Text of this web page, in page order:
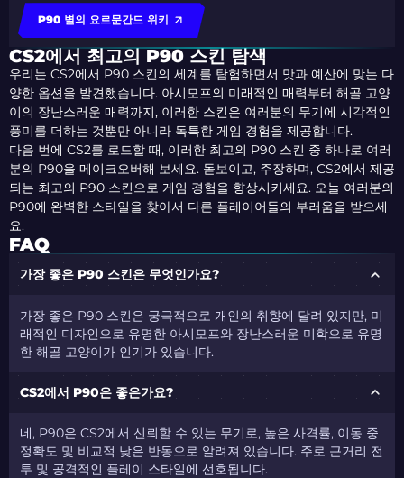
P90 별의 요르문간드 위키
CS2에서 최고의 P90 스킨 탐색
우리는 CS2에서 P90 스킨의 세계를 탐험하면서 맛과 예산에 맞는 다
양한 옵션을 발견했습니다. 아시모프의 미래적인 매력부터 해골 고양
이의 장난스러운 매력까지, 이러한 스킨은 여러분의 무기에 시각적인
풍미를 더하는 것뿐만 아니라 독특한 게임 경험을 제공합니다.
다음 번에 CS2를 로드할 때, 이러한 최고의 P90 스킨 중 하나로 여러
분의 P90을 메이크오버해 보세요. 돋보이고, 주장하며, CS2에서 제공
되는 최고의 P90 스킨으로 게임 경험을 향상시키세요. 오늘 여러분의
P90에 완벽한 스타일을 찾아서 다른 플레이어들의 부러움을 받으세
요.
FAQ
가장 좋은 P90 스킨은 무엇인가요?
가장 좋은 P90 스킨은 궁극적으로 개인의 취향에 달려 있지만, 미
래적인 디자인으로 유명한 아시모프와 장난스러운 미학으로 유명
한 해골 고양이가 인기가 있습니다.
CS2에서 P90은 좋은가요?
네, P90은 CS2에서 신뢰할 수 있는 무기로, 높은 사격률, 이동 중
정확도 및 비교적 낮은 반동으로 알려져 있습니다. 주로 근거리 전
투 및 공격적인 플레이 스타일에 선호됩니다.